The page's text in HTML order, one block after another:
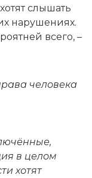
слышать
нарушениях.
всего, –
человека
в целом
хотят